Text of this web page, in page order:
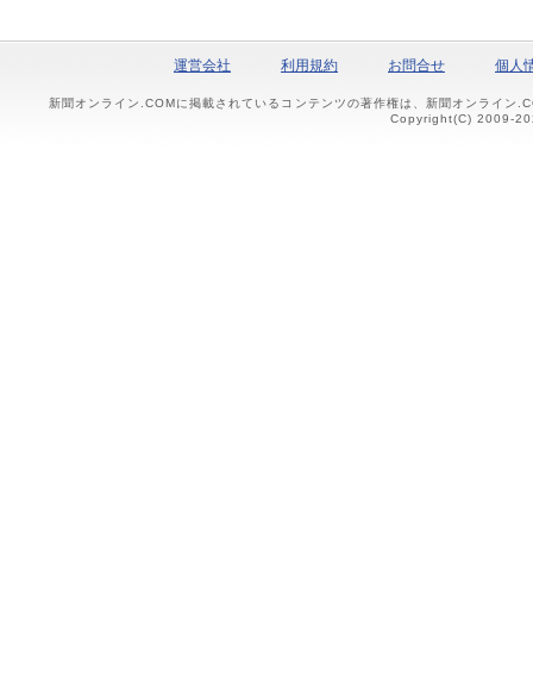
運営会社 利用規約 お問合せ 個人
新聞オンライン.COMに掲載されているコンテンツの著作権は、新聞オンライン
Copyright(C) 2009-